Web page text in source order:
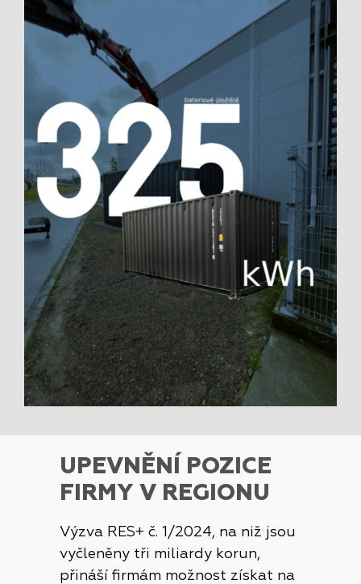
UPEVNĚNÍ POZICE
FIRMY V REGIONU
Výzva RES+ č. 1/2024, na niž jsou
vyčleněny tři miliardy korun,
přináší firmám možnost získat na